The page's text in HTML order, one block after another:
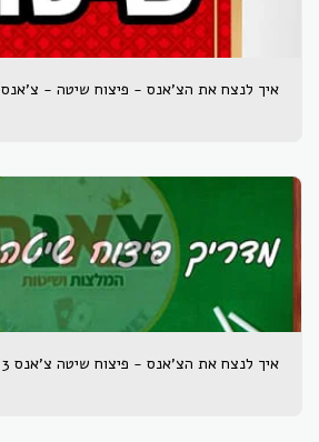
איך לנצח את הצ'אנס - פיצוח שיטה - צ'אנס 1
איך לנצח את הצ'אנס - פיצוח שיטה צ'אנס 3